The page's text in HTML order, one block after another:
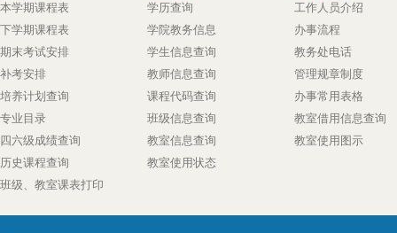
本学期课程表
下学期课程表
期末考试安排
补考安排
培养计划查询
专业目录
四六级成绩查询
历史课程查询
班级、教室课表打印
学历查询
学院教务信息
学生信息查询
教师信息查询
课程代码查询
班级信息查询
教室信息查询
教室使用状态
工作人员介绍
办事流程
教务处电话
管理规章制度
办事常用表格
教室借用信息查询
教室使用图示